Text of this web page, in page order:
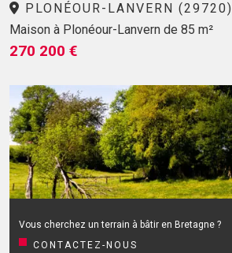
PLONÉOUR-LANVERN (29720)
Maison à Plonéour-Lanvern de 85 m²
270 200 €
Vous cherchez un terrain à bâtir en Bretagne ?
CONTACTEZ-NOUS